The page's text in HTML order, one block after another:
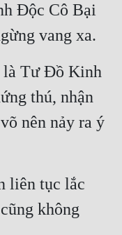
Độc Cô Bại
vang xa.
là Tư Đồ Kinh
thú, nhận
nên nảy ra ý
liên tục lắc
không